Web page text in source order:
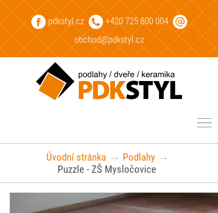
pdkstyl.cz
+420 725 800 004
obchod@pdkstyl.cz
Úvodní stránka
Podlahy
Puzzle - ZŠ Mysločovice